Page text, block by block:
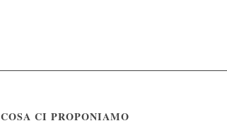
COSA CI PROPONIAMO